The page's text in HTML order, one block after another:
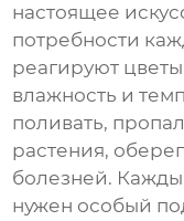
настоящее
потребности
реагируют
влажность и
поливать,
растения,
болезней.
нужен особый